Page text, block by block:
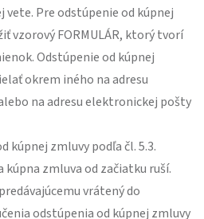
vete. Pre odstúpenie od kúpnej
vzorový FORMULÁR, ktorý tvorí
Odstúpenie od kúpnej
okrem iného na adresu
na adresu elektronickej pošty
kúpnej zmluvy podľa čl. 5.3.
zmluva od začiatku ruší.
vrátený do
odstúpenia od kúpnej zmluvy